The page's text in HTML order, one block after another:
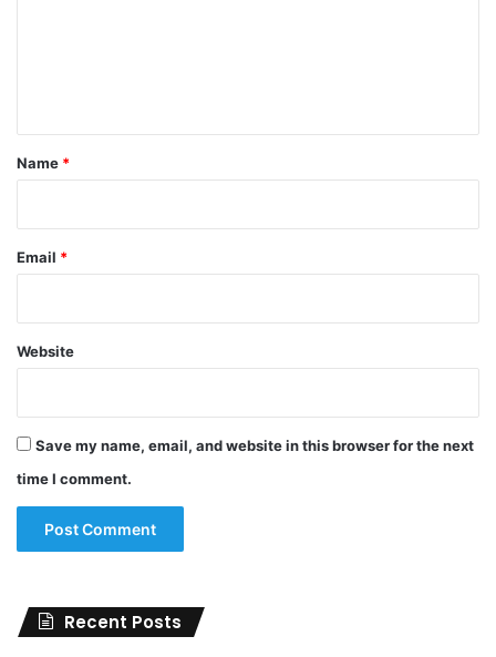
*
Name *
Email *
Website
Save my name, email, and website in this browser for the next
time I comment.
Recent Posts